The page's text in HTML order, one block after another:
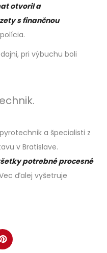
otvoril a
s finančnou
pri výbuchu boli
a špecialisti z
v Bratislave.
potrebné procesné
ďalej vyšetruje